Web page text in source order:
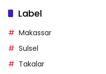
Label
Makassar
Sulsel
Takalar